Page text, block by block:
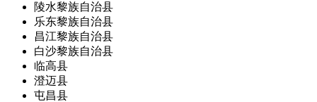
陵水黎族自治县
乐东黎族自治县
昌江黎族自治县
白沙黎族自治县
临高县
澄迈县
屯昌县